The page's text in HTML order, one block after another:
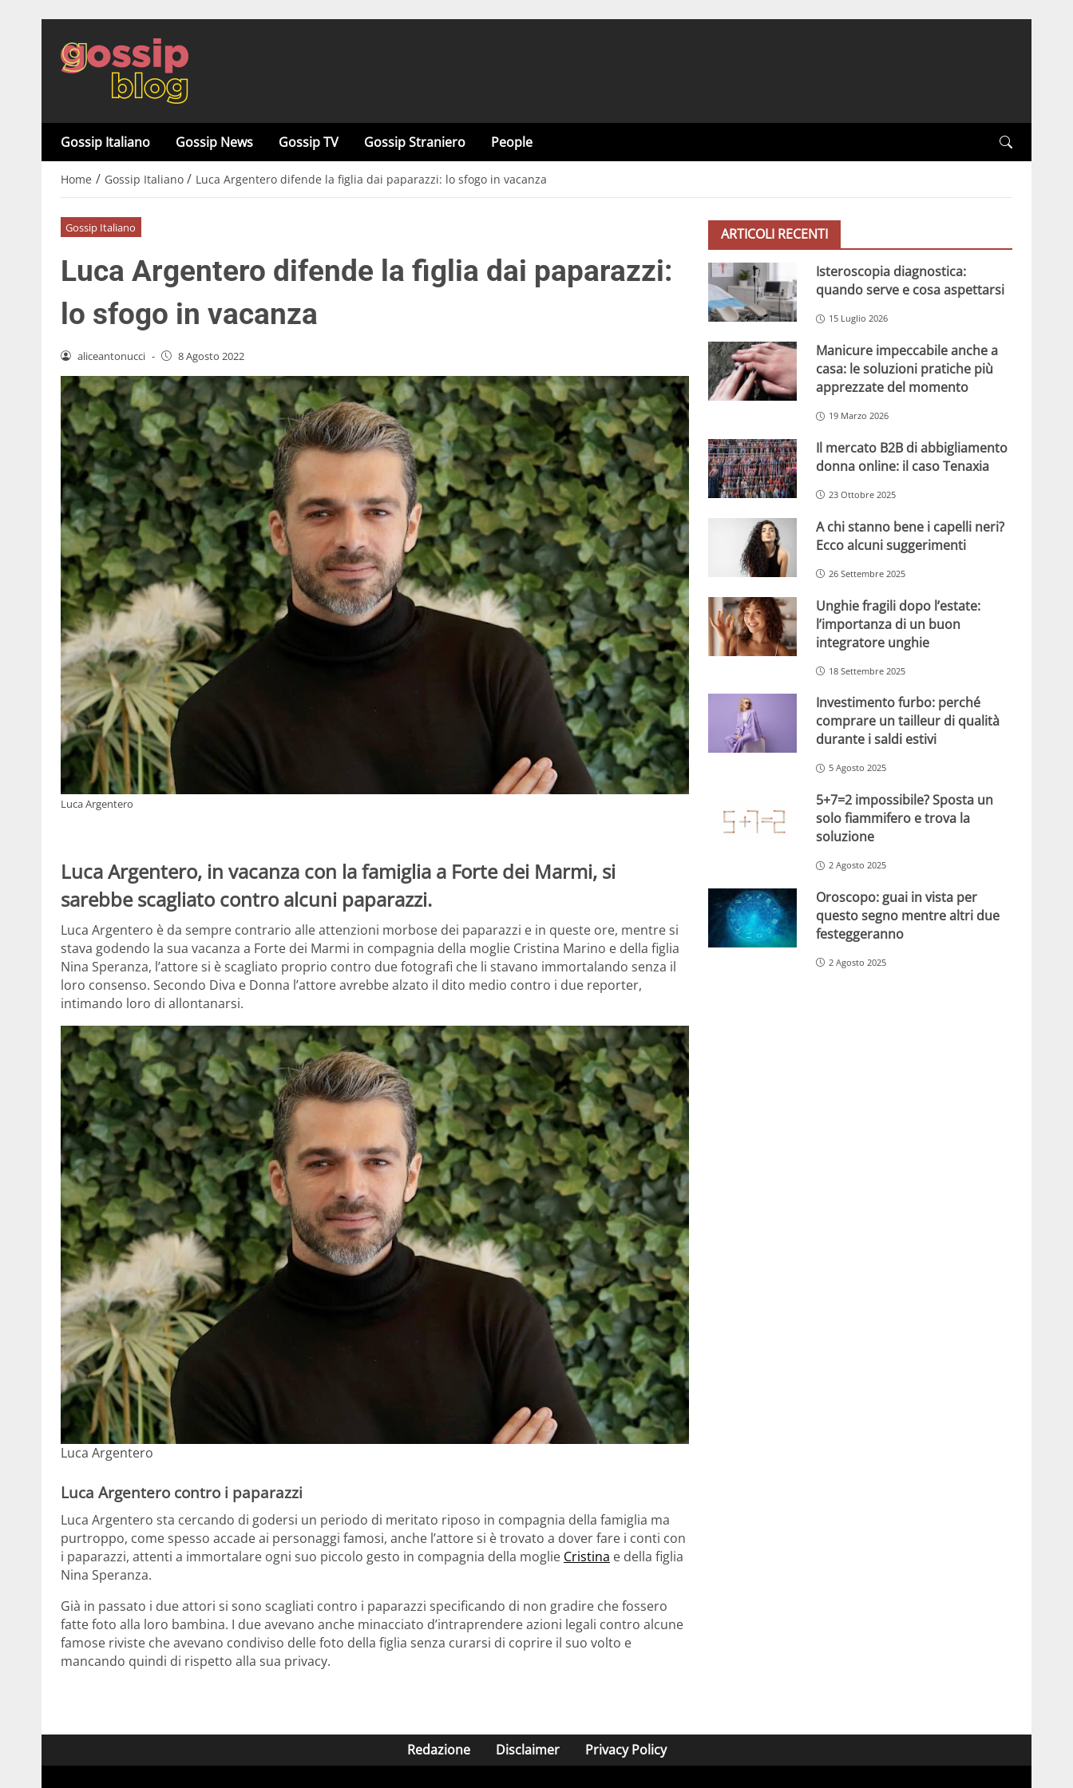
Gossip Italiano Gossip News Gossip TV Gossip Straniero People
Home / Gossip Italiano / Luca Argentero difende la figlia dai paparazzi: lo sfogo in vacanza
Gossip Italiano
Luca Argentero difende la figlia dai paparazzi:
lo sfogo in vacanza
aliceantonucci - 8 Agosto 2022
Luca Argentero
Luca Argentero, in vacanza con la famiglia a Forte dei Marmi, si
sarebbe scagliato contro alcuni paparazzi.
Luca Argentero è da sempre contrario alle attenzioni morbose dei paparazzi e in queste ore, mentre si
stava godendo la sua vacanza a Forte dei Marmi in compagnia della moglie Cristina Marino e della figlia
Nina Speranza, l’attore si è scagliato proprio contro due fotografi che li stavano immortalando senza il
loro consenso. Secondo Diva e Donna l’attore avrebbe alzato il dito medio contro i due reporter,
intimando loro di allontanarsi.
Luca Argentero
Luca Argentero contro i paparazzi
Luca Argentero sta cercando di godersi un periodo di meritato riposo in compagnia della famiglia ma
purtroppo, come spesso accade ai personaggi famosi, anche l’attore si è trovato a dover fare i conti con
i paparazzi, attenti a immortalare ogni suo piccolo gesto in compagnia della moglie Cristina e della figlia
Nina Speranza.
Già in passato i due attori si sono scagliati contro i paparazzi specificando di non gradire che fossero
fatte foto alla loro bambina. I due avevano anche minacciato d’intraprendere azioni legali contro alcune
famose riviste che avevano condiviso delle foto della figlia senza curarsi di coprire il suo volto e
mancando quindi di rispetto alla sua privacy.
ARTICOLI RECENTI
Isteroscopia diagnostica:
quando serve e cosa aspettarsi
15 Luglio 2026
Manicure impeccabile anche a
casa: le soluzioni pratiche più
apprezzate del momento
19 Marzo 2026
Il mercato B2B di abbigliamento
donna online: il caso Tenaxia
23 Ottobre 2025
A chi stanno bene i capelli neri?
Ecco alcuni suggerimenti
26 Settembre 2025
Unghie fragili dopo l’estate:
l’importanza di un buon
integratore unghie
18 Settembre 2025
Investimento furbo: perché
comprare un tailleur di qualità
durante i saldi estivi
5 Agosto 2025
5+7=2 impossibile? Sposta un
solo fiammifero e trova la
soluzione
2 Agosto 2025
Oroscopo: guai in vista per
questo segno mentre altri due
festeggeranno
2 Agosto 2025
Redazione Disclaimer Privacy Policy